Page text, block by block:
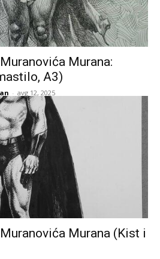
Murana:
A3)
- avg 12, 2025
Murana (Kist i